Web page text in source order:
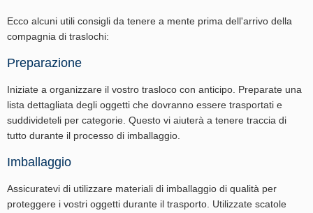
Ecco alcuni utili consigli da tenere a mente prima dell'arrivo della
compagnia di traslochi:
Preparazione
Iniziate a organizzare il vostro trasloco con anticipo. Preparate una
lista dettagliata degli oggetti che dovranno essere trasportati e
suddivideteli per categorie. Questo vi aiuterà a tenere traccia di
tutto durante il processo di imballaggio.
Imballaggio
Assicuratevi di utilizzare materiali di imballaggio di qualità per
proteggere i vostri oggetti durante il trasporto. Utilizzate scatole